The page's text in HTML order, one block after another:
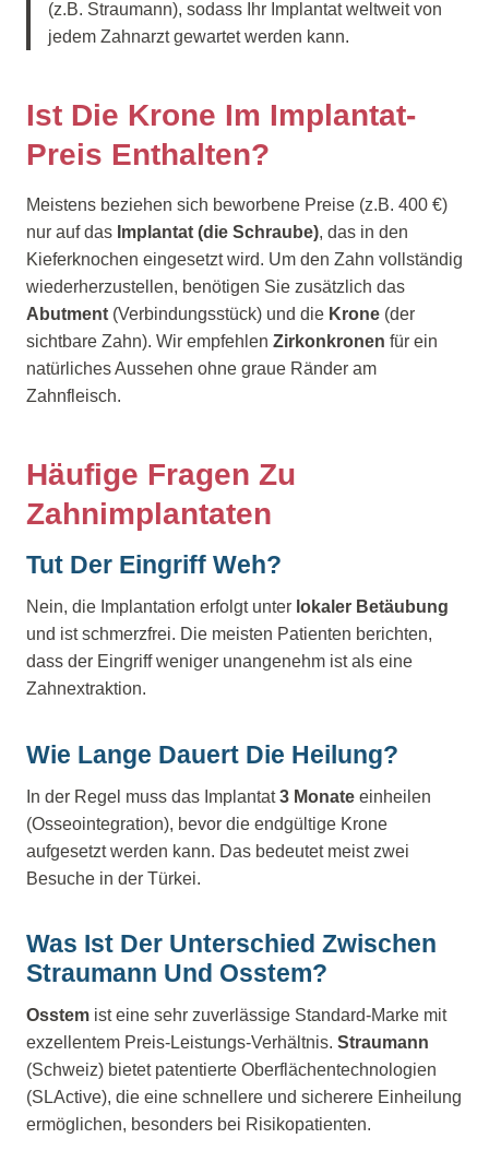
(z.B. Straumann), sodass Ihr Implantat weltweit von
jedem Zahnarzt gewartet werden kann.
Ist Die Krone Im Implantat-
Preis Enthalten?
Meistens beziehen sich beworbene Preise (z.B. 400 €)
nur auf das Implantat (die Schraube), das in den
Kieferknochen eingesetzt wird. Um den Zahn vollständig
wiederherzustellen, benötigen Sie zusätzlich das
Abutment (Verbindungsstück) und die Krone (der
sichtbare Zahn). Wir empfehlen Zirkonkronen für ein
natürliches Aussehen ohne graue Ränder am
Zahnfleisch.
Häufige Fragen Zu
Zahnimplantaten
Tut Der Eingriff Weh?
Nein, die Implantation erfolgt unter lokaler Betäubung
und ist schmerzfrei. Die meisten Patienten berichten,
dass der Eingriff weniger unangenehm ist als eine
Zahnextraktion.
Wie Lange Dauert Die Heilung?
In der Regel muss das Implantat3 Monate einheilen
(Osseointegration), bevor die endgültige Krone
aufgesetzt werden kann. Das bedeutet meist zwei
Besuche in der Türkei.
Was Ist Der Unterschied Zwischen
Straumann Und Osstem?
Osstem ist eine sehr zuverlässige Standard-Marke mit
exzellentem Preis-Leistungs-Verhältnis. Straumann
(Schweiz) bietet patentierte Oberflächentechnologien
(SLActive), die eine schnellere und sicherere Einheilung
ermöglichen, besonders bei Risikopatienten.